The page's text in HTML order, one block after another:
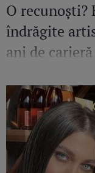
O recunoști?
îndrăgite
ani de